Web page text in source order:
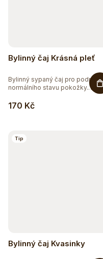
Bylinný čaj Krásná pleť
170 Kč
Bylinný sypaný čaj pro podporu
normálního stavu pokožky.
Tip
Bylinný čaj Kvasinky